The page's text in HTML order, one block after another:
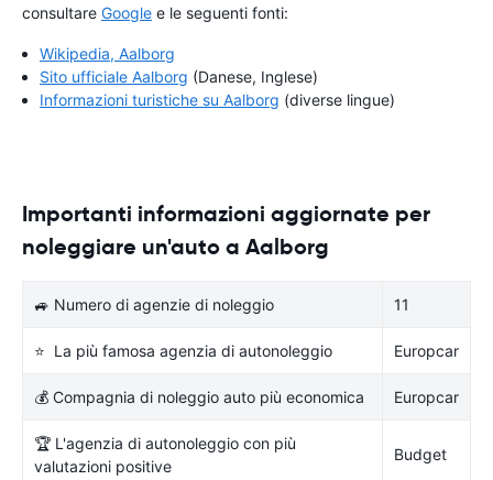
consultare Google e le seguenti fonti:
Wikipedia, Aalborg
Sito ufficiale Aalborg (Danese, Inglese)
Informazioni turistiche su Aalborg (diverse lingue)
Importanti informazioni aggiornate per
noleggiare un'auto a Aalborg
🚙 Numero di agenzie di noleggio 11
⭐ La più famosa agenzia di autonoleggio Europcar
💰 Compagnia di noleggio auto più economica Europcar
🏆 L'agenzia di autonoleggio con più
valutazioni positive
Budget